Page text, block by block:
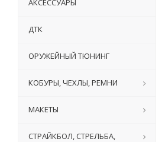
АКСЕССУАРЫ
ДТК
ОРУЖЕЙНЫЙ ТЮНИНГ
КОБУРЫ, ЧЕХЛЫ, РЕМНИ
МАКЕТЫ
СТРАЙКБОЛ, СТРЕЛЬБА,